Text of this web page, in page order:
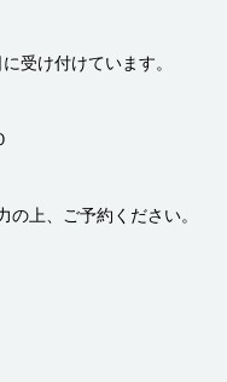
け付けています。
上、ご予約ください。